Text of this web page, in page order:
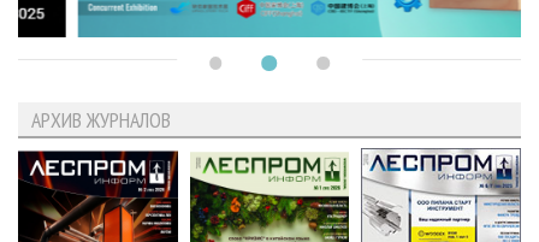
АРХИВ ЖУРНАЛОВ